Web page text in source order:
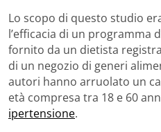
Lo scopo di questo studio
l’efficacia di un programma
fornito da un dietista
di un negozio di generi
autori hanno arruolato un
età compresa tra 18 e 60
ipertensione.